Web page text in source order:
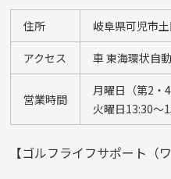
住所 岐阜県可児市
アクセス 車 東海環状自
営業時間
月曜日（第2・
火曜日13:30～
【ゴルフライフサポート（